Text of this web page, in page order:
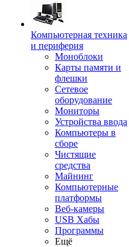
Компьютерная техника
и периферия
Моноблоки
Карты памяти и
флешки
Сетевое
оборудование
Мониторы
Устройства ввода
Компьютеры в
сборе
Чистящие
средства
Майнинг
Компьютерные
платформы
Веб-камеры
USB Хабы
Программы
Ещё